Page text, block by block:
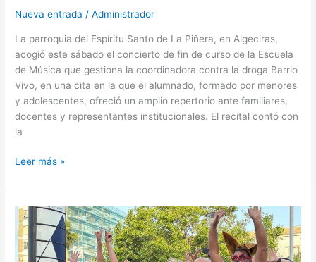
Nueva entrada /Administrador
La parroquia del Espíritu Santo de La Piñera, en Algeciras,
acogió este sábado el concierto de fin de curso de la Escuela
de Música que gestiona la coordinadora contra la droga Barrio
Vivo, en una cita en la que el alumnado, formado por menores
y adolescentes, ofreció un amplio repertorio ante familiares,
docentes y representantes institucionales. El recital contó con
la
en
Piñera
Leer más »
La
Fiesta
Colofón